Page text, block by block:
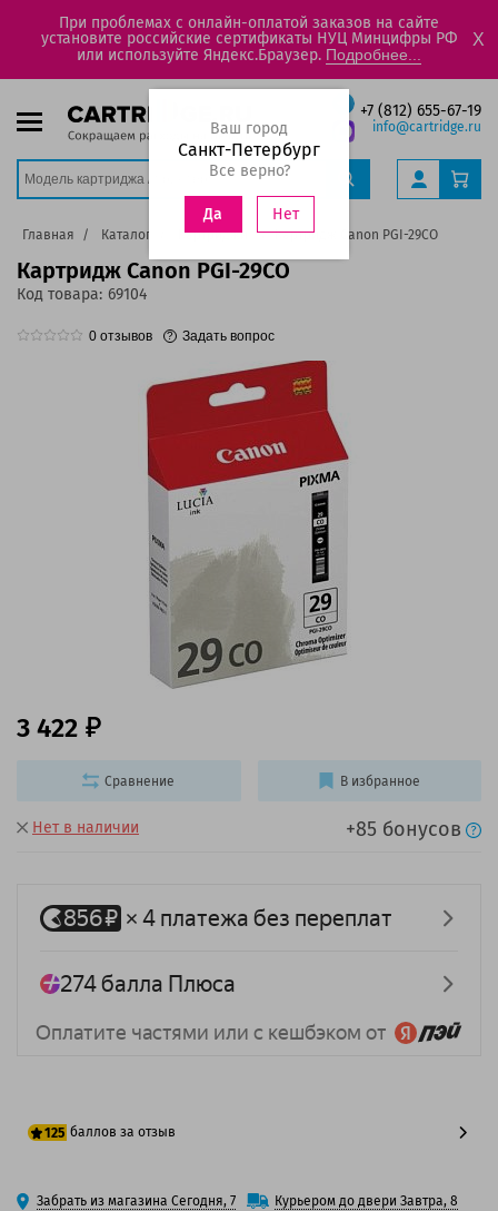
При проблемах с онлайн-оплатой заказов на сайте
установите российские сертификаты НУЦ Минцифры РФ
или используйте Яндекс.Браузер. Подробнее...
X
+7 (812) 655-67-19
info@cartridge.ru
Ваш город
Санкт-Петербург
Все верно?
Да Нет
Главная Каталог Картриджи Картридж Canon PGI-29CO
Картридж Canon PGI-29CO
Код товара: 69104
0 отзывов Задать вопрос
Нет в наличии +85 бонусов
3 422
125 баллов за отзыв
100 баллов
Забрать из магазина Сегодня, 7
Курьером до двери Завтра, 8
Сравнение В избранное